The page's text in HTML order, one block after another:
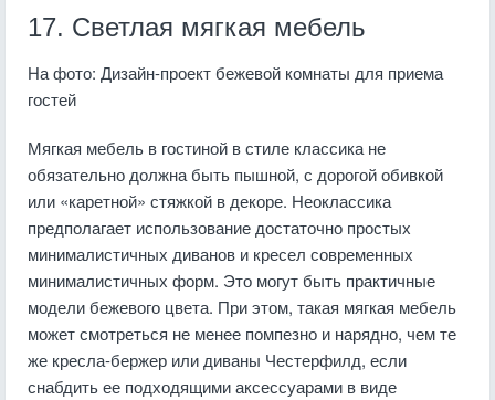
17. Светлая мягкая мебель
На фото: Дизайн-проект бежевой комнаты для приема
гостей
Мягкая мебель в гостиной в стиле классика не
обязательно должна быть пышной, с дорогой обивкой
или «каретной» стяжкой в декоре. Неоклассика
предполагает использование достаточно простых
минималистичных диванов и кресел современных
минималистичных форм. Это могут быть практичные
модели бежевого цвета. При этом, такая мягкая мебель
может смотреться не менее помпезно и нарядно, чем те
же кресла-бержер или диваны Честерфилд, если
снабдить ее подходящими аксессуарами в виде